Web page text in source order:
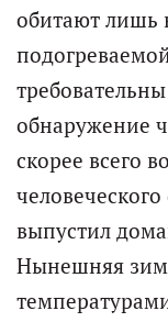
обитают лишь
обнаружение
скорее всего
выпустил
Нынешняя